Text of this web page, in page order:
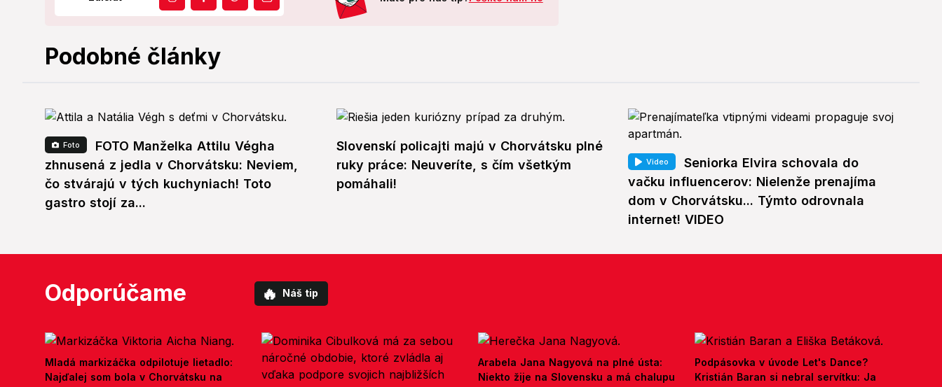
Podobné články
Foto
FOTO Manželka Attilu Végha
zhnusená z jedla v Chorvátsku: Neviem,
čo stvárajú v tých kuchyniach! Toto
gastro stojí za...
Slovenskí policajti majú v Chorvátsku plné
ruky práce: Neuveríte, s čím všetkým
pomáhali!
Video
Seniorka Elvira schovala do
vačku influencerov: Nielenže prenajíma
dom v Chorvátsku... Týmto odrovnala
internet! VIDEO
Odporúčame 🔥 Náš tip
Mladá markizáčka odpilotuje lietadlo:
Najďalej som bola v Chorvátsku na
Arabela Jana Nagyová na plné ústa:
Niekto žije na Slovensku a má chalupu
Podpásovka v úvode Let's Dance?
Kristián Baran si nebral servítku: Ja